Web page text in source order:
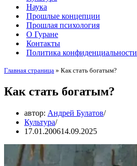
Наука
Прошлые концепции
Прошлая психология
О Гуране
Контакты
Политика конфиденциальности
Главная страница » Как стать богатым?
Как стать богатым?
автор: Андрей Булатов
Культура
17.01.200614.09.2025